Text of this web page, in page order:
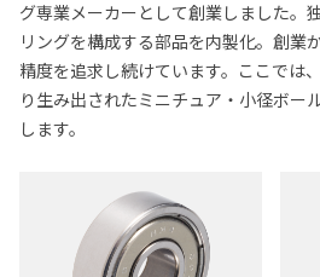
グ専業メーカーとして創業しました。
リングを構成する部品を内製化。創業
精度を追求し続けています。ここでは
り生み出されたミニチュア・小径ボー
します。